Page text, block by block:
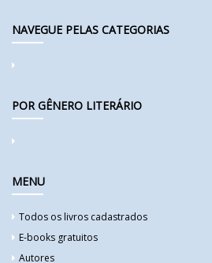
NAVEGUE PELAS CATEGORIAS
POR GÊNERO LITERÁRIO
MENU
Todos os livros cadastrados
E-books gratuitos
Autores